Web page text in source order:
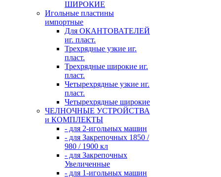
ШИРОКИЕ
Игольные пластины
импортные
Для ОКАНТОВАТЕЛЕЙ
иг. пласт.
Трехрядные узкие иг.
пласт.
Трехрядные широкие иг.
пласт.
Четырехрядные узкие иг.
пласт.
Четырехрядные широкие
ЧЕЛНОЧНЫЕ УСТРОЙСТВА
и КОМПЛЕКТЫ
- для 2-игольных машин
- для Закрепочных 1850 /
980 / 1900 кл
- для Закрепочных
Увеличенные
- для 1-игольных машин